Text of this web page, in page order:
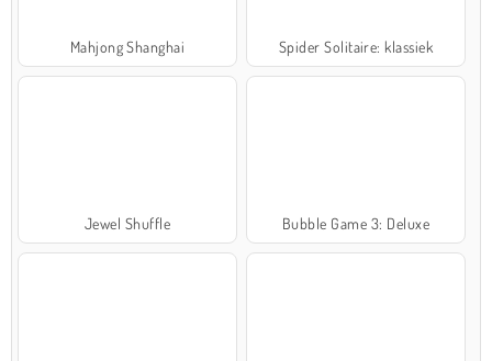
Mahjong Shanghai Spider Solitaire: klassiek
Jewel Shuffle Bubble Game 3: Deluxe